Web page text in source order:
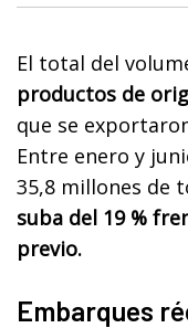
El total del
productos de
que se
Entre enero y
35,8 millones de
suba del 19 %
previo.
Embarques